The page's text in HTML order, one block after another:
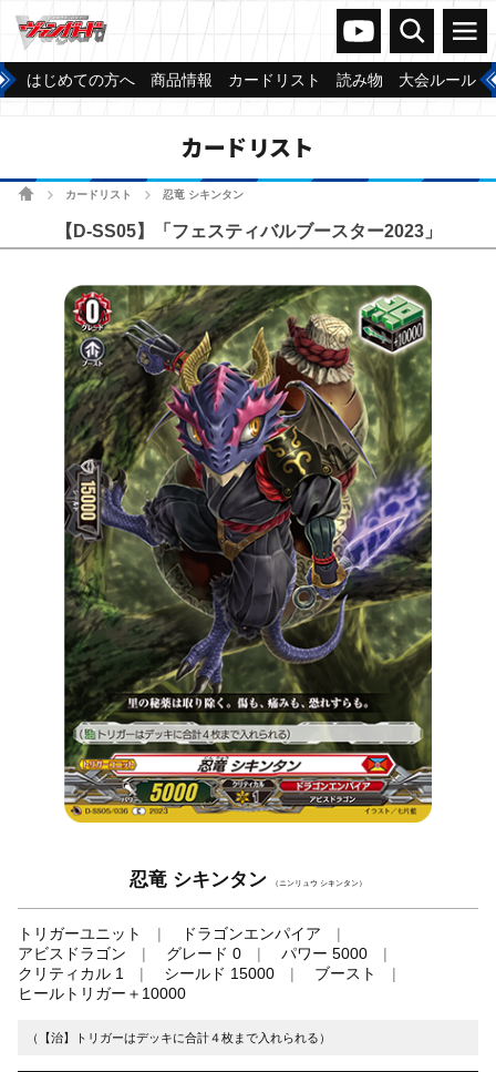
ヴァンガードch
検索 メニュー
はじめての方へ 商品情報 カードリスト 読み物 大会ルール
カードリスト
ホームカードリスト 忍竜 シキンタン
【D-SS05】「フェスティバルブースター2023」
忍竜 シキンタン （ニンリュウ シキンタン）
トリガーユニット
ドラゴンエンパイア
アビスドラゴン
グレード 0
パワー 5000
クリティカル 1
シールド 15000
ブースト
ヒールトリガー＋10000
（【治】トリガーはデッキに合計４枚まで入れられる）